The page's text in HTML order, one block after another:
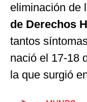
eliminación de
de Derechos
tantos
nació el 17-18
la que surgió